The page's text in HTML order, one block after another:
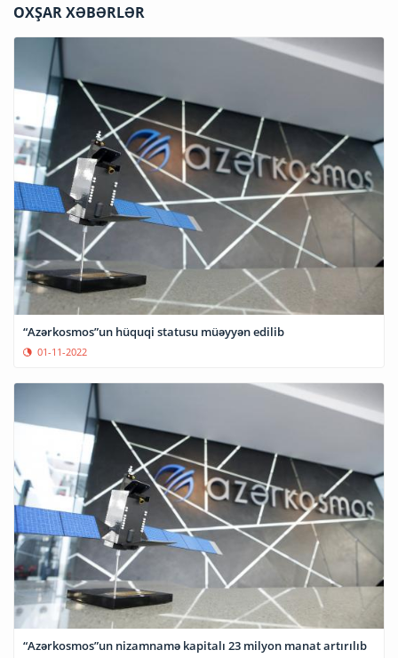
OXŞAR XƏBƏRLƏR
“Azərkosmos”un hüquqi statusu müəyyən edilib
01-11-2022
“Azərkosmos”un nizamnamə kapitalı 23 milyon manat artırılıb